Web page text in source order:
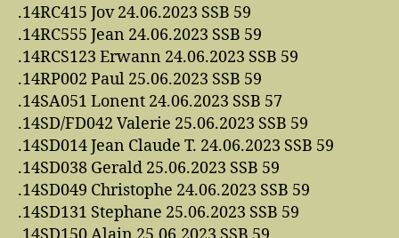
.14RC415 Jov 24.06.2023 SSB 59
.14RC555 Jean 24.06.2023 SSB 59
.14RCS123 Erwann 24.06.2023 SSB 59
.14RP002 Paul 25.06.2023 SSB 59
.14SA051 Lonent 24.06.2023 SSB 57
.14SD/FD042 Valerie 25.06.2023 SSB 59
.14SD014 Jean Claude T. 24.06.2023 SSB 59
.14SD038 Gerald 25.06.2023 SSB 59
.14SD049 Christophe 24.06.2023 SSB 59
.14SD131 Stephane 25.06.2023 SSB 59